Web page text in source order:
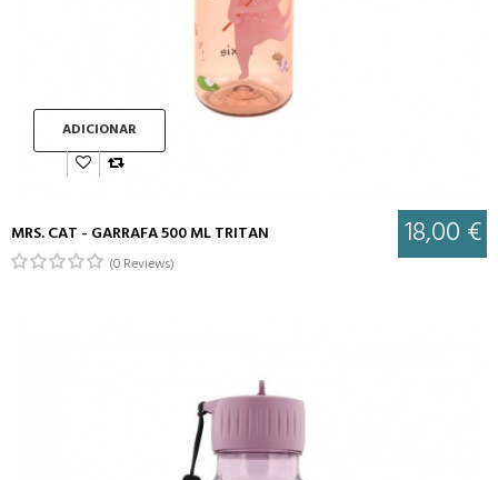
ADICIONAR
MRS. CAT - GARRAFA 500 ML TRITAN 18,00 €
(0 Reviews)